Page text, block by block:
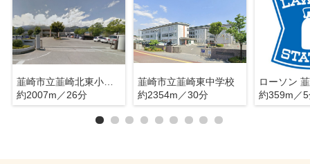
韮崎市立韮崎北東小学校
約2007m／26分
韮崎市立韮崎東中学校
約2354m／30分
約359m／